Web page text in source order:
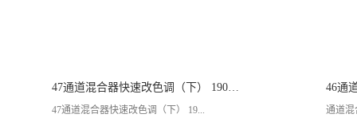
47通道混合器快速改色调（下） 190723
47通道混合器快速改色调（下） 19... 通道混